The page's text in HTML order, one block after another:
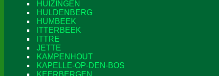
HUIZINGEN
HULDENBERG
HUMBEEK
ITTERBEEK
ITTRE
JETTE
KAMPENHOUT
KAPELLE-OP-DEN-BOS
KEERBERGEN